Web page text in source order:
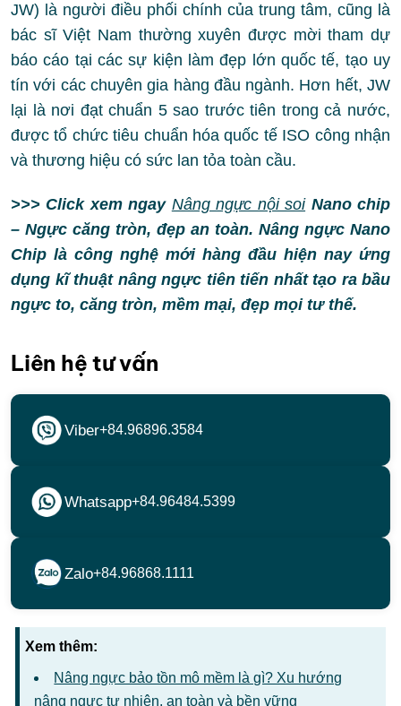
JW) là người điều phối chính của trung tâm, cũng là
bác sĩ Việt Nam thường xuyên được mời tham dự
báo cáo tại các sự kiện làm đẹp lớn quốc tế, tạo uy
tín với các chuyên gia hàng đầu ngành. Hơn hết, JW
lại là nơi đạt chuẩn 5 sao trước tiên trong cả nước,
được tổ chức tiêu chuẩn hóa quốc tế ISO công nhận
và thương hiệu có sức lan tỏa toàn cầu.
>>> Click xem ngay Nâng ngực nội soiNano chip
– Ngực căng tròn, đẹp an toàn. Nâng ngực Nano
Chip là công nghệ mới hàng đầu hiện nay ứng
dụng kĩ thuật nâng ngực tiên tiến nhất tạo ra bầu
ngực to, căng tròn, mềm mại, đẹp mọi tư thế.
Liên hệ tư vấn
Viber+84.96896.3584
Whatsapp+84.96484.5399
Zalo+84.96868.1111
Xem thêm:
Nâng ngực bảo tồn mô mềm là gì? Xu hướng
nâng ngực tự nhiên, an toàn và bền vững